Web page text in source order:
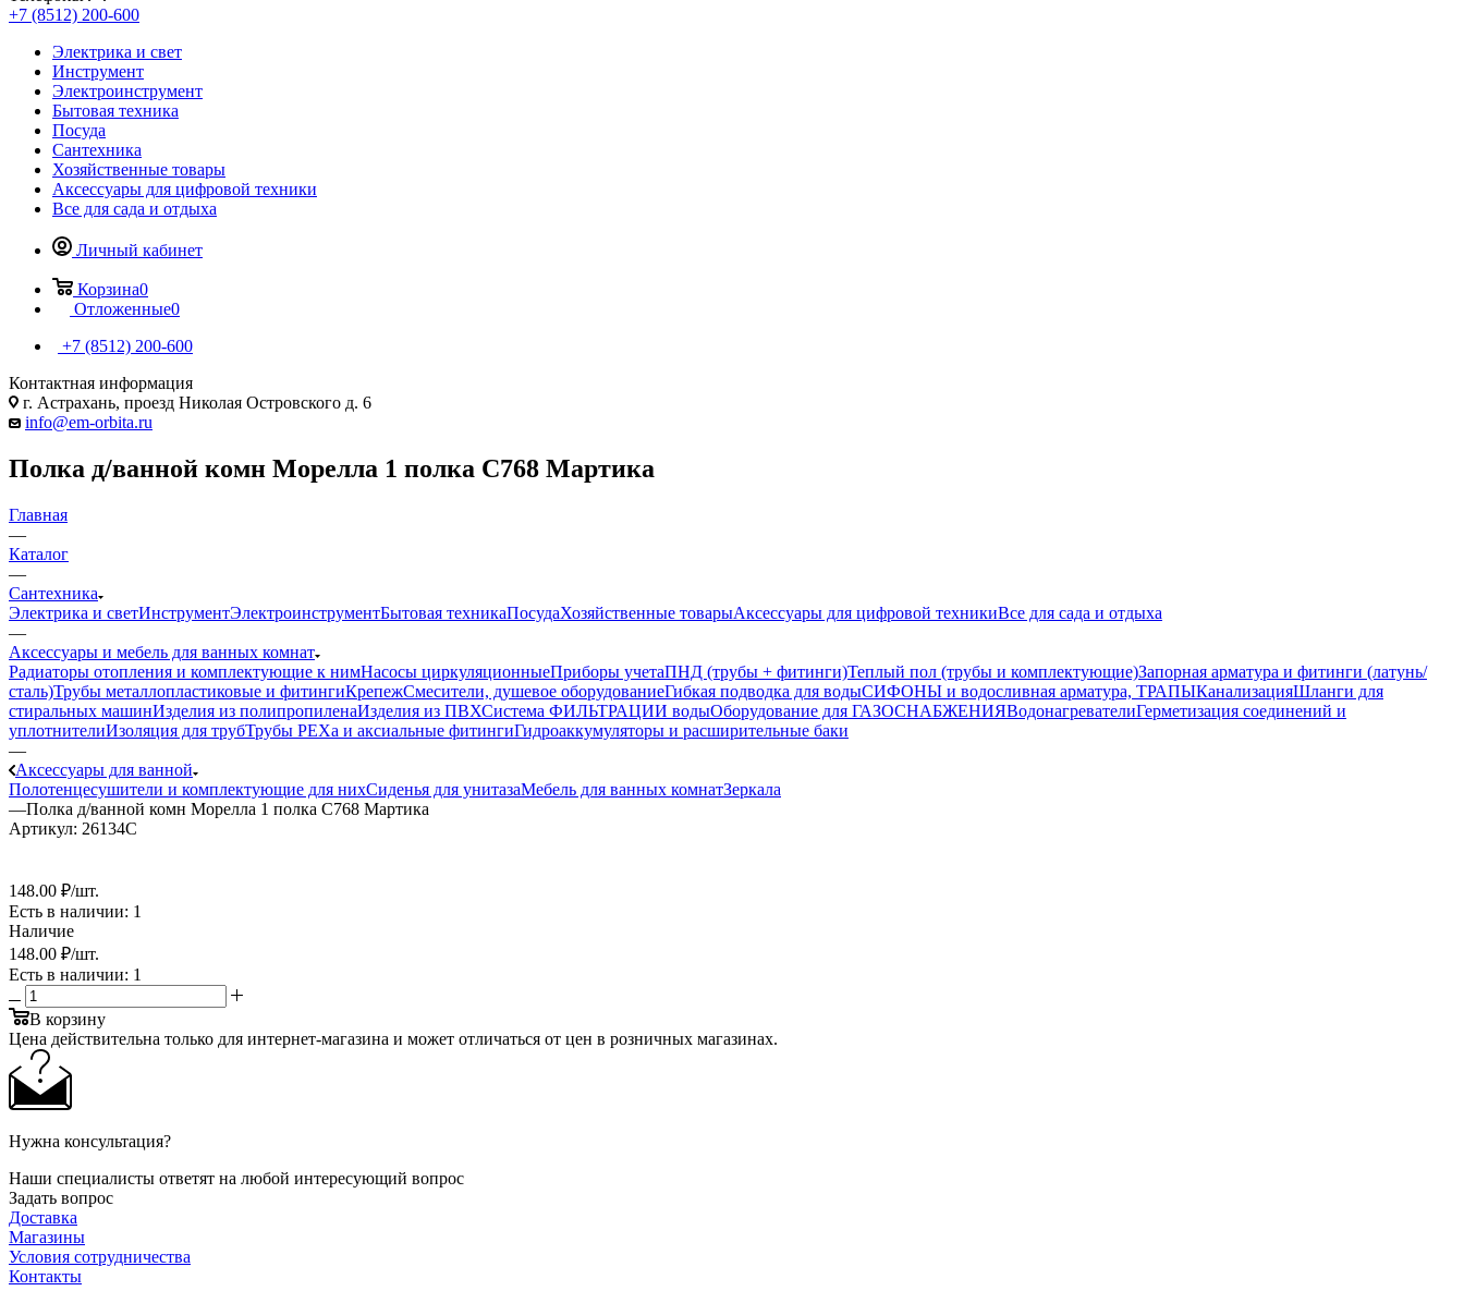
+7 (8512) 200-600
Электрика и свет
Инструмент
Электроинструмент
Бытовая техника
Посуда
Сантехника
Хозяйственные товары
Аксессуары для цифровой техники
Все для сада и отдыха
Личный кабинет
Корзина0
Отложенные0
+7 (8512) 200-600
Контактная информация
г. Астрахань, проезд Николая Островского д. 6
info@em-orbita.ru
Полка д/ванной комн Морелла 1 полка С768 Мартика
Главная
—
Каталог
—
Сантехника
Электрика и светИнструментЭлектроинструментБытовая техникаПосудаХозяйственные товарыАксессуары для цифровой техникиВсе для сада и отдыха
—
Аксессуары и мебель для ванных комнат
Радиаторы отопления и комплектующие к нимНасосы циркуляционныеПриборы учетаПНД (трубы + фитинги)Теплый пол (трубы и комплектующие)Запорная арматура и фитинги (латунь/
сталь)Трубы металлопластиковые и фитингиКрепежСмесители, душевое оборудованиеГибкая подводка для водыСИФОНЫ и водосливная арматура, ТРАПЫКанализацияШланги для
стиральных машинИзделия из полипропиленаИзделия из ПВХСистема ФИЛЬТРАЦИИ водыОборудование для ГАЗОСНАБЖЕНИЯВодонагревателиГерметизация соединений и
уплотнителиИзоляция для трубТрубы PEXa и аксиальные фитингиГидроаккумуляторы и расширительные баки
—
Аксессуары для ванной
Полотенцесушители и комплектующие для нихСиденья для унитазаМебель для ванных комнатЗеркала
—Полка д/ванной комн Морелла 1 полка С768 Мартика
Артикул: 26134С
148.00 ₽/шт.
Есть в наличии: 1
Наличие
148.00 ₽/шт.
Есть в наличии: 1
В корзину
Цена действительна только для интернет-магазина и может отличаться от цен в розничных магазинах.
Нужна консультация?
Наши специалисты ответят на любой интересующий вопрос
Задать вопрос
Доставка
Магазины
Условия сотрудничества
Контакты